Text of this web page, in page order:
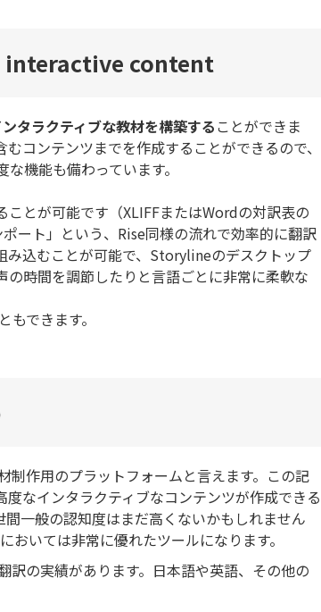
content
タラクティブな教材を構築する ことができま
コンテンツまでを作成することができるので、
機能も備わっています。
とが可能です（XLIFFまたはWordの対訳表の
ート」という、Rise同様の流れで効率的に翻訳
み込むことが可能で、Storylineのデスクトップ
時間を調節したりと言語ごとに非常に柔軟な
できます。
作用のプラットフォームと言えます。この記
なインタラクティブなコンテンツが作成できる
一般の認知度はまだ高くないかもしれません
いては非常に優れたツールになります。
の実績があります。日本語や英語、その他の